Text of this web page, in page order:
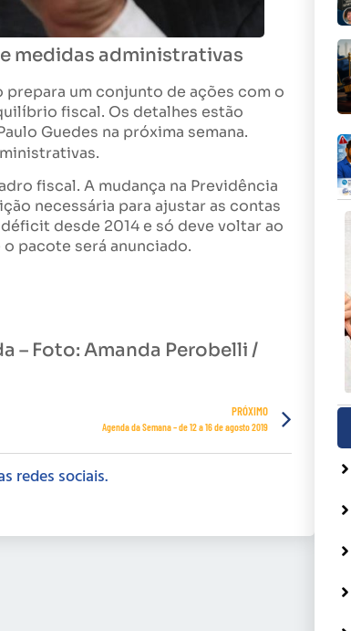
medidas administrativas
prepara um conjunto de ações com o
fiscal. Os detalhes estão
Guedes na próxima semana.
fiscal. A mudança na Previdência
necessária para ajustar as contas
desde 2014 e só deve voltar ao
pacote será anunciado.
– Foto: Amanda Perobelli /
PRÓXIMO
Agenda da Semana – de 12 a 16 de agosto 2019
redes sociais.